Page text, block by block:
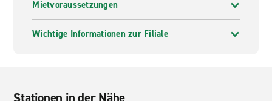
Sie nach dem besten Kundenservice zu großartigen
Preisen suchen, buchen Sie heute noch Ihre
Mietfahrzeug bei Enterprise Rent-A-Car.
Mietvoraussetzungen
Wichtige Informationen zur Filiale